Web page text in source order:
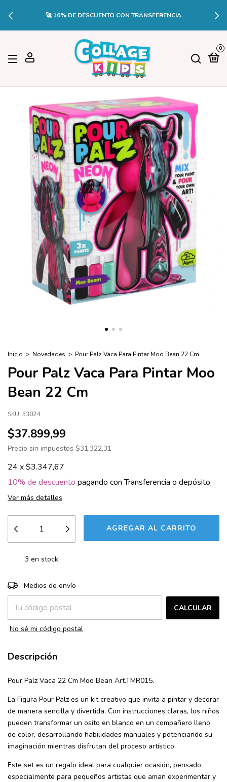
🔥3 CUOTAS SIN INTERÉS EN
DE
0
Inicio > Novedades > Pour Palz Vaca Para Pintar Moo Bean 22 Cm
Pour Palz Vaca Para Pintar Moo
Bean 22 Cm
SKU: 53024
$37.899,99
Precio sin impuestos $31.322,31
24 x$3.347,67
10% de descuento pagando con Transferencia o depósito
Ver más detalles
3 en stock
Entregas para el CP:
Medios de envío
CALCULAR
No sé mi código postal
Descripción
Pour Palz Vaca 22 Cm Moo Bean Art.TMR015.
La Figura Pour Palz es un kit creativo que invita a pintar y decorar
de manera sencilla y divertida. Con instrucciones claras, los niños
pueden transformar un osito en blanco en un compañero lleno
de color, desarrollando habilidades manuales y potenciando su
imaginación mientras disfrutan del proceso artístico.
Este set es un regalo ideal para cualquier ocasión, pensado
especialmente para pequeños artistas que aman experimentar y